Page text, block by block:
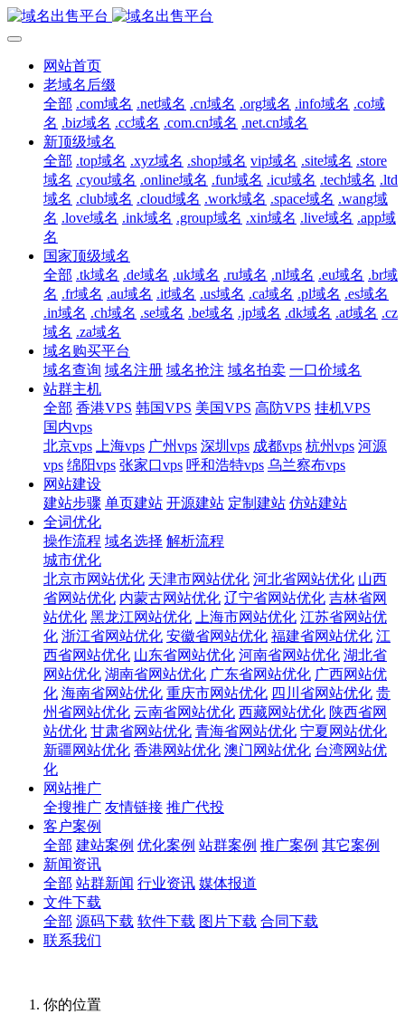
网站首页
老域名后缀
全部 .com域名 .net域名 .cn域名 .org域名 .info域名 .co域
名 .biz域名 .cc域名 .com.cn域名 .net.cn域名
新顶级域名
全部 .top域名 .xyz域名 .shop域名 vip域名 .site域名 .store
域名 .cyou域名 .online域名 .fun域名 .icu域名 .tech域名 .ltd
域名 .club域名 .cloud域名 .work域名 .space域名 .wang域
名 .love域名 .ink域名 .group域名 .xin域名 .live域名 .app域
名
国家顶级域名
全部 .tk域名 .de域名 .uk域名 .ru域名 .nl域名 .eu域名 .br域
名 .fr域名 .au域名 .it域名 .us域名 .ca域名 .pl域名 .es域名
.in域名 .ch域名 .se域名 .be域名 .jp域名 .dk域名 .at域名 .cz
域名 .za域名
域名购买平台
域名查询 域名注册 域名抢注 域名拍卖 一口价域名
站群主机
全部 香港VPS 韩国VPS 美国VPS 高防VPS 挂机VPS
国内vps
北京vps
上海vps 广州vps 深圳vps 成都vps 杭州vps 河源
vps 绵阳vps 张家口vps 呼和浩特vps 乌兰察布vps
网站建设
建站步骤 单页建站 开源建站 定制建站 仿站建站
全词优化
操作流程 域名选择 解析流程
城市优化
北京市网站优化 天津市网站优化 河北省网站优化 山西
省网站优化 内蒙古网站优化 辽宁省网站优化 吉林省网
站优化 黑龙江网站优化 上海市网站优化 江苏省网站优
化 浙江省网站优化 安徽省网站优化 福建省网站优化 江
西省网站优化 山东省网站优化 河南省网站优化 湖北省
网站优化 湖南省网站优化 广东省网站优化 广西网站优
化 海南省网站优化 重庆市网站优化 四川省网站优化 贵
州省网站优化 云南省网站优化 西藏网站优化 陕西省网
站优化 甘肃省网站优化 青海省网站优化 宁夏网站优化
新疆网站优化 香港网站优化 澳门网站优化 台湾网站优
化
网站推广
全搜推广 友情链接 推广代投
客户案例
全部 建站案例 优化案例 站群案例 推广案例 其它案例
新闻资讯
全部 站群新闻 行业资讯 媒体报道
文件下载
全部 源码下载 软件下载 图片下载 合同下载
联系我们
你的位置